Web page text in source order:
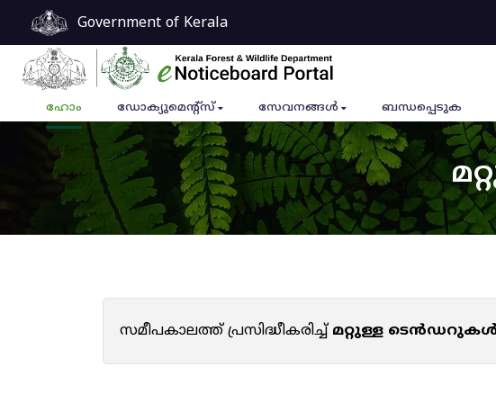
Government of Kerala
ഹോം ഡോക്യുമെൻ്റ്സ് സേവനങ്ങൾ ബന്ധപ്പെടുക
സമീപകാലത്ത് പ്രസിദ്ധീകരിച്ച്മറ്റുള്ള